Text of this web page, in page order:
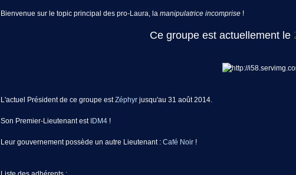
Bienvenue sur le topic principal des pro-Laura, la manipulatrice incomprise!
Ce groupe est actuellement le
L'actuel Président de ce groupe estZéphyrjusqu'au 31 août 2014.
Son Premier-Lieutenant est IDM4!
Leur gouvernement possède un autre Lieutenant : Café Noir!